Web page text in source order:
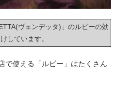
ヴェンデッタ)」のルビーの効
しています。
で使える「ルビー」はたくさん